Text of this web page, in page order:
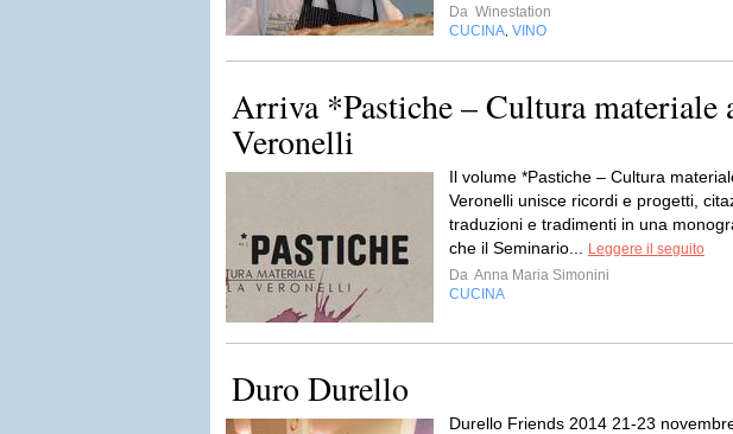
Da Winestation
CUCINA VINO
Arriva *Pastiche – Cultura materiale
Veronelli
Il volume *Pastiche – Cultura
Veronelli unisce ricordi e progetti,
traduzioni e tradimenti in una
che il Seminario...
Leggere il seguito
Da Anna Maria Simonini
CUCINA
Duro Durello
Durello Friends 2014 21-23